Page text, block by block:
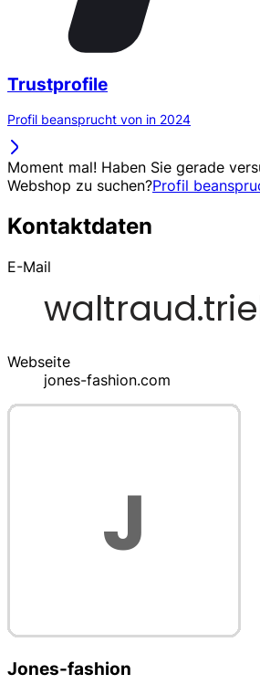
Trustprofile
Profil beansprucht von in 2024
Moment mal! Haben Sie gerade
Webshop zu suchen?Profil
Kontaktdaten
E-Mail
Webseite
jones-fashion.com
Jones-fashion